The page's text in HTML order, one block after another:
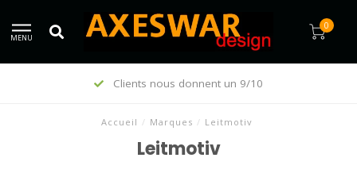
MENU
0
En vogue depuis
Accueil / Marques / Leitmotiv
Leitmotiv